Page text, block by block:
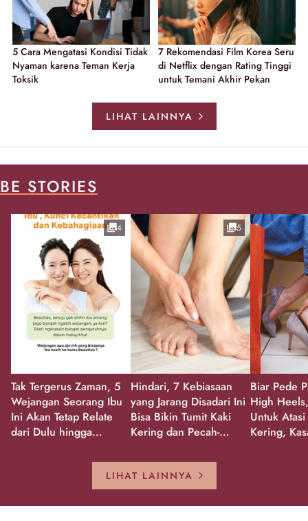
5 Cara Mengatasi Kondisi Tidak
Nyaman karena Teman Kerja
Toksik
7 Rekomendasi Film Korea Seru
di Netflix dengan Rating Tinggi
untuk Temani Akhir Pekan
LIHAT LAINNYA
BE STORIES
Tak Tergerus Zaman, 5
Wejangan Seorang Ibu
Ini Akan Tetap Relate
dari Dulu hingga
4
Hindari, 7 Kebiasaan
yang Jarang Disadari Ini
Bisa Bikin Tumit Kaki
Kering dan Pecah-
5
Biar Pede
High
Untuk
Kering,
LIHAT LAINNYA